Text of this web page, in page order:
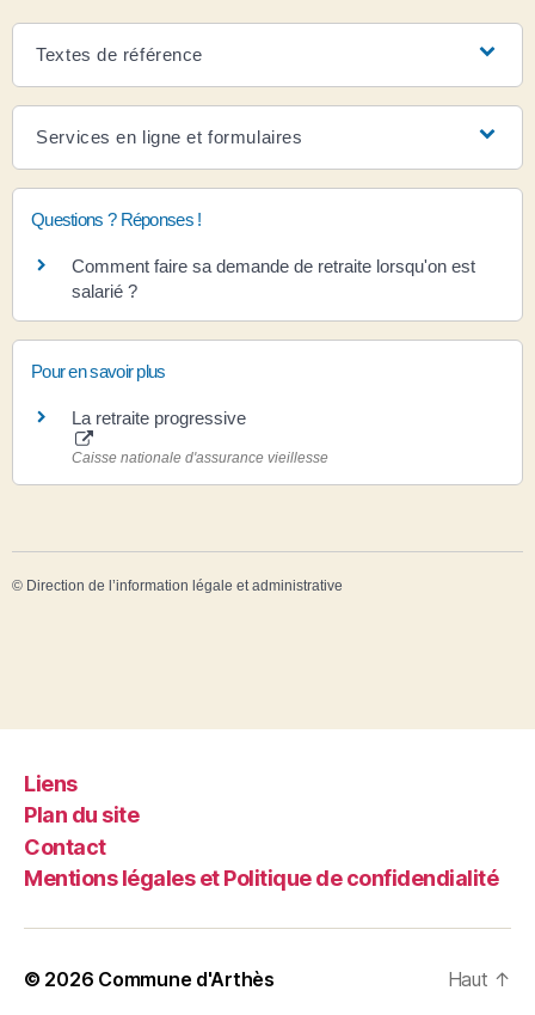
Textes de référence
Services en ligne et formulaires
Questions ? Réponses !
Comment faire sa demande de retraite lorsqu'on est
salarié ?
Pour en savoir plus
La retraite progressive
Caisse nationale d'assurance vieillesse
© Direction de l’information légale et administrative
Liens
Plan du site
Contact
Mentions légales et Politique de confidendialité
© 2026 Commune d'Arthès Haut ↑